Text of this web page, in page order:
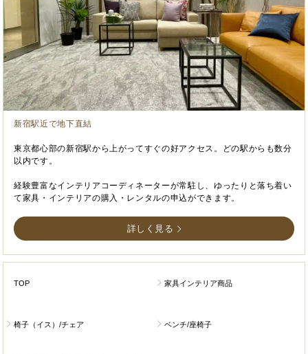
新宿駅近で地下直結
東京都心部の新宿駅から上がってすぐの好アクセス。どの駅からも数分
以内です。
経験豊富なインテリアコーディネーターが常駐し、ゆったりと落ち着い
て家具・インテリアの購入・レンタルの申込ができます。
詳しく見る
TOP 家具インテリア商品
椅子（イス）/チェア ベンチ/座椅子